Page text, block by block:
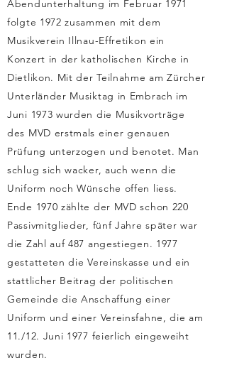
Abendunterhaltung im Februar 1971
folgte 1972 zusammen mit dem
Musikverein Illnau-Effretikon ein
Konzert in der katholischen Kirche in
Dietlikon. Mit der Teilnahme am Zürcher
Unterländer Musiktag in Embrach im
Juni 1973 wurden die Musikvorträge
des MVD erstmals einer genauen
Prüfung unterzogen und benotet. Man
schlug sich wacker, auch wenn die
Uniform noch Wünsche offen liess.
Ende 1970 zählte der MVD schon 220
Passivmitglieder, fünf Jahre später war
die Zahl auf 487 angestiegen. 1977
gestatteten die Vereinskasse und ein
stattlicher Beitrag der politischen
Gemeinde die Anschaffung einer
Uniform und einer Vereinsfahne, die am
11./12. Juni 1977 feierlich eingeweiht
wurden.